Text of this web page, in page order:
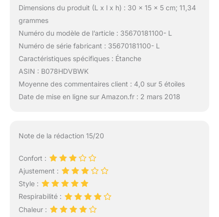
Dimensions du produit (L x l x h) : 30 x 15 x 5 cm; 11,34
grammes
Numéro du modèle de l’article : 35670181100- L
Numéro de série fabricant : 35670181100- L
Caractéristiques spécifiques : Étanche
ASIN : B078HDVBWK
Moyenne des commentaires client : 4,0 sur 5 étoiles
Date de mise en ligne sur Amazon.fr : 2 mars 2018
Note de la rédaction 15/20
Confort :
Ajustement :
Style :
Respirabilité :
Chaleur :